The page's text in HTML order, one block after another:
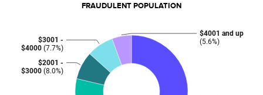
FRAUDULENT POPULATION